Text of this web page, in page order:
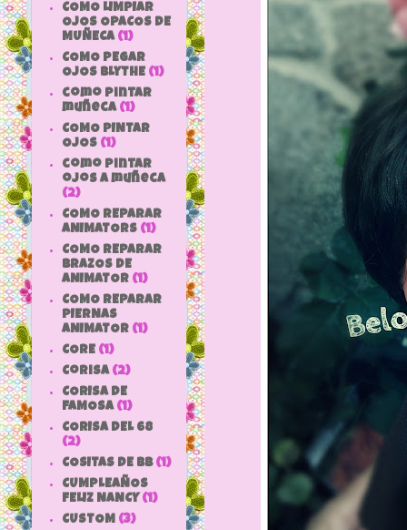
COMO LIMPIAR
OJOS OPACOS DE
MUÑECA (1)
COMO PEGAR
OJOS BLYTHE (1)
como pintar
muñeca (1)
COMO PINTAR
OJOS (1)
como pintar
ojos a muñeca
(2)
COMO REPARAR
ANIMATORS (1)
COMO REPARAR
BRAZOS DE
ANIMATOR (1)
COMO REPARAR
PIERNAS
ANIMATOR (1)
CORE (1)
Corisa (2)
CORISA DE
FAMOSA (1)
CORISA DEL 68
(2)
COSITAS DE bb (1)
CUMPLEAÑOS
FELIZ NANCY (1)
CUSTOM (3)